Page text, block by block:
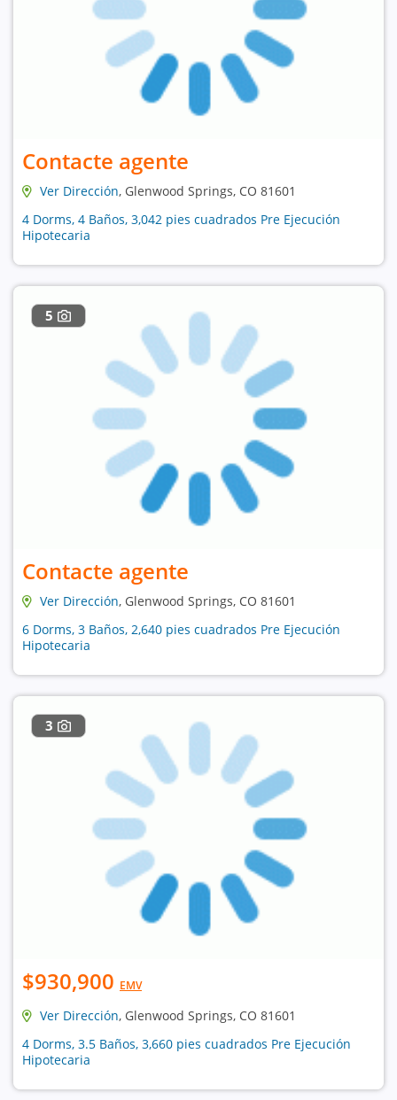
Contacte agente
Ver Dirección, Glenwood Springs, CO 81601
4 Dorms, 4 Baños, 3,042 pies cuadrados Pre Ejecución
Hipotecaria
5
Contacte agente
Ver Dirección, Glenwood Springs, CO 81601
6 Dorms, 3 Baños, 2,640 pies cuadrados Pre Ejecución
Hipotecaria
3
$930,900 EMV
Ver Dirección, Glenwood Springs, CO 81601
4 Dorms, 3.5 Baños, 3,660 pies cuadrados Pre Ejecución
Hipotecaria